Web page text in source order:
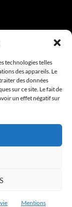
technologies telles
des appareils. Le
des données
sur ce site. Le fait de
un effet négatif sur
Mentions